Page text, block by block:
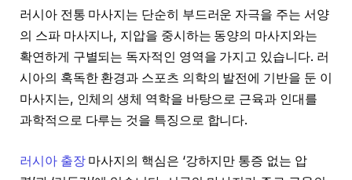
러시아 전통 마사지는 단순히 부드러운 자극을 주는 서양
의 스파 마사지나, 지압을 중시하는 동양의 마사지와는
확연하게 구별되는 독자적인 영역을 가지고 있습니다. 러
시아의 혹독한 환경과 스포츠 의학의 발전에 기반을 둔 이
마사지는, 인체의 생체 역학을 바탕으로 근육과 인대를
과학적으로 다루는 것을 특징으로 합니다.
러시아 출장마사지의 핵심은 ‘강하지만 통증 없는 압